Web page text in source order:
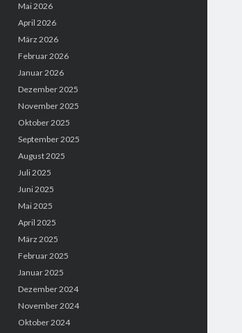
Mai 2026
April 2026
März 2026
Februar 2026
Januar 2026
Dezember 2025
November 2025
Oktober 2025
September 2025
August 2025
Juli 2025
Juni 2025
Mai 2025
April 2025
März 2025
Februar 2025
Januar 2025
Dezember 2024
November 2024
Oktober 2024